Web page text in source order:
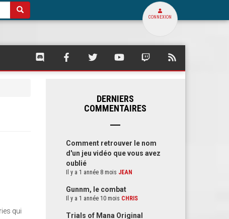
CONNEXION
SQUARE
SQUARE SQUARE SQUARE SQUARE
qui
DERNIERS
COMMENTAIRES
Comment retrouver le nom
d'un jeu vidéo que vous avez
oublié
Il y a 1 année 8 mois JEAN
Gunnm, le combat
Il y a 1 année 10 mois CHRIS
Trials of Mana Original